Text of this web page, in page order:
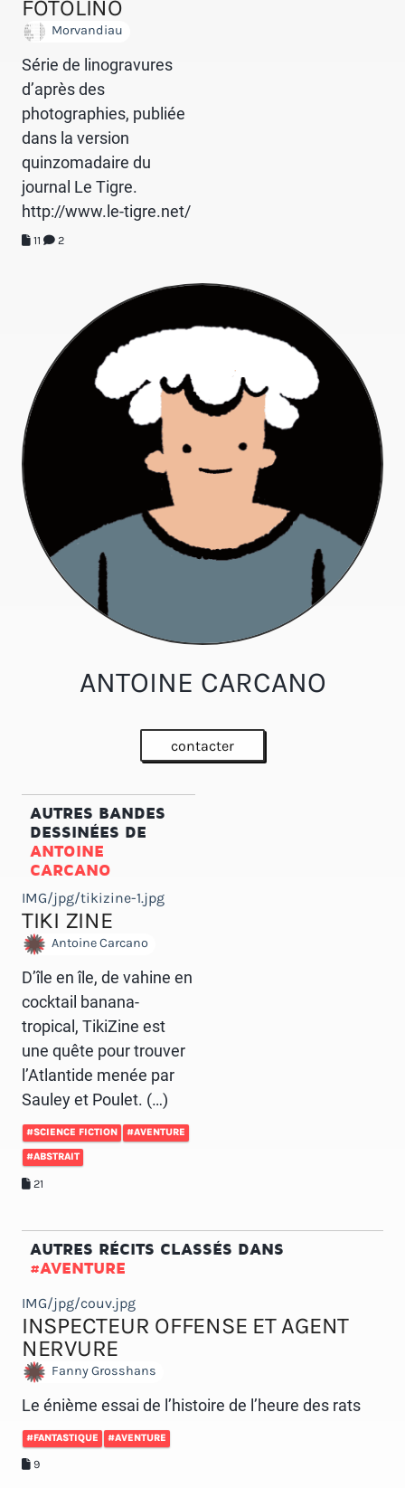
FOTOLINO
Morvandiau
Série de linogravures
d’après des
photographies, publiée
dans la version
quinzomadaire du
journal Le Tigre.
http://www.le-tigre.net/
11 2
ANTOINE CARCANO
contacter
AUTRES BANDES
DESSINÉES DE
ANTOINE
CARCANO
IMG/jpg/tikizine-1.jpg
TIKI ZINE
Antoine Carcano
D’île en île, de vahine en
cocktail banana-
tropical, TikiZine est
une quête pour trouver
l’Atlantide menée par
Sauley et Poulet. (…)
#SCIENCE FICTION #AVENTURE
#ABSTRAIT
21
AUTRES RÉCITS CLASSÉS DANS
#AVENTURE
IMG/jpg/couv.jpg
INSPECTEUR OFFENSE ET AGENT
NERVURE
Fanny Grosshans
Le énième essai de l’histoire de l’heure des rats
#FANTASTIQUE #AVENTURE
9